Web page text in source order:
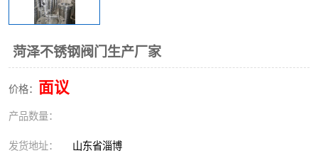
菏泽不锈钢阀门生产厂家
价格： 面议
产品数量：
发货地址： 山东省淄博